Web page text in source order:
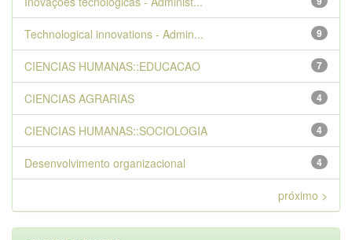
9
Technological innovations - Admin...
7
CIENCIAS HUMANAS::EDUCACAO
4
CIENCIAS AGRARIAS
4
CIENCIAS HUMANAS::SOCIOLOGIA
4
Desenvolvimento organizacional
próximo >